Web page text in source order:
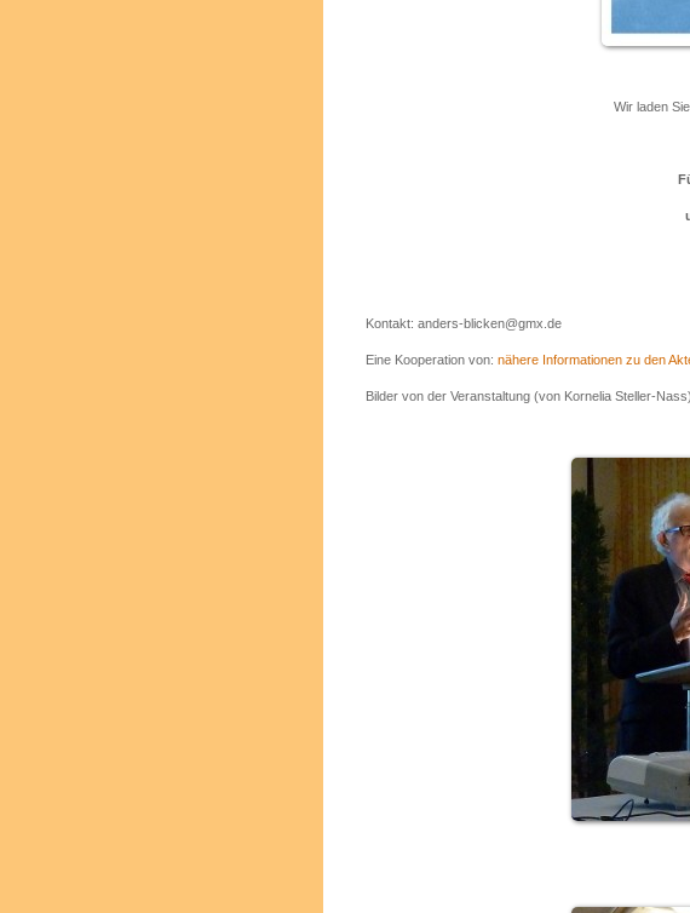
Wir laden
Kontakt: anders-blicken@gmx.de
Eine Kooperation von: nähere Informationen zu den
Bilder von der Veranstaltung (von Kornelia Steller-Nass)